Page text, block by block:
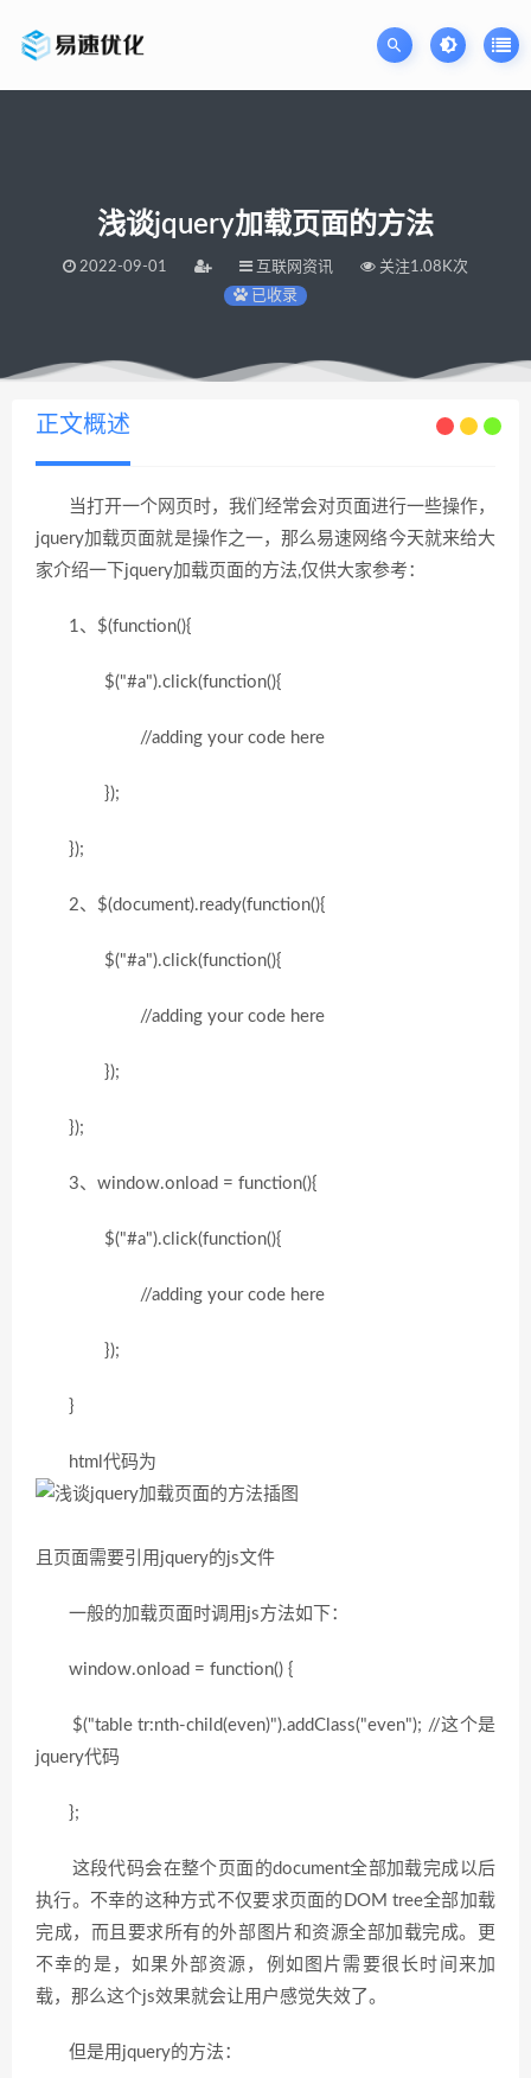
浅谈jquery加载页面的方法
2022-09-01 互联网资讯
关注1.08K次
已收录
当前位置： 易速网站优化公司 >浅谈jquery加载页面的方法
正文概述
当打开一个网页时，我们经常会对页面进行一些操作，
jquery加载页面就是操作之一，那么易速网络今天就来给大
家介绍一下jquery加载页面的方法,仅供大家参考：
1、$(function(){
$("#a").click(function(){
//adding your code here
});
});
2、$(document).ready(function(){
$("#a").click(function(){
//adding your code here
});
});
3、window.onload = function(){
$("#a").click(function(){
//adding your code here
});
}
html代码为
且页面需要引用jquery的js文件
一般的加载页面时调用js方法如下：
window.onload = function() {
$("table tr:nth-child(even)").addClass("even"); //这个是
jquery代码
};
这段代码会在整个页面的document全部加载完成以后
执行。不幸的这种方式不仅要求页面的DOM tree全部加载
完成，而且要求所有的外部图片和资源全部加载完成。更
不幸的是，如果外部资源，例如图片需要很长时间来加
载，那么这个js效果就会让用户感觉失效了。
但是用jquery的方法：